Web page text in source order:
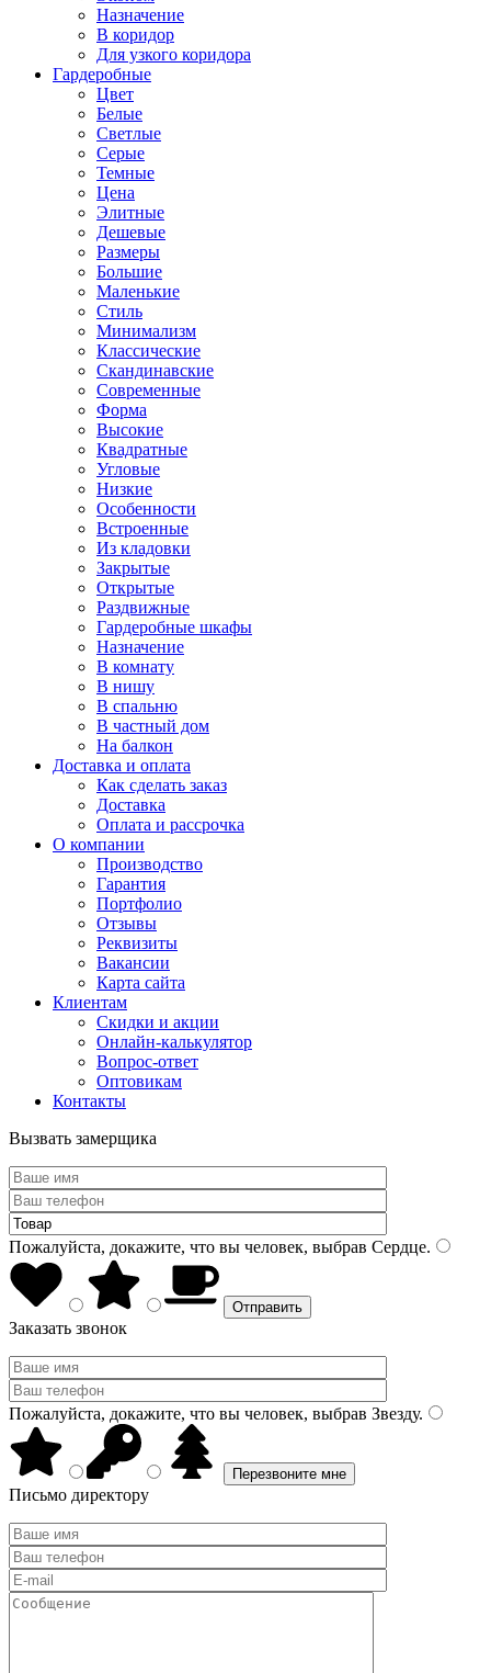
Назначение
В коридор
Для узкого коридора
Гардеробные
Цвет
Белые
Светлые
Серые
Темные
Цена
Элитные
Дешевые
Размеры
Большие
Маленькие
Стиль
Минимализм
Классические
Скандинавские
Современные
Форма
Высокие
Квадратные
Угловые
Низкие
Особенности
Встроенные
Из кладовки
Закрытые
Открытые
Раздвижные
Гардеробные шкафы
Назначение
В комнату
В нишу
В спальню
В частный дом
На балкон
Доставка и оплата
Как сделать заказ
Доставка
Оплата и рассрочка
О компании
Производство
Гарантия
Портфолио
Отзывы
Реквизиты
Вакансии
Карта сайта
Клиентам
Скидки и акции
Онлайн-калькулятор
Вопрос-ответ
Оптовикам
Контакты
Вызвать замерщика
Пожалуйста, докажите, что вы человек, выбрав Сердце.
Заказать звонок
Пожалуйста, докажите, что вы человек, выбрав Звезду.
Письмо директору